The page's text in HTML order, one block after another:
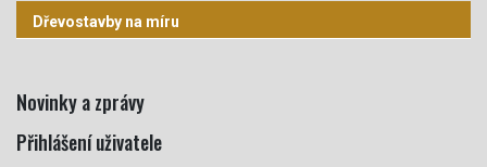
Dřevostavby na míru
Novinky a zprávy
Přihlášení uživatele